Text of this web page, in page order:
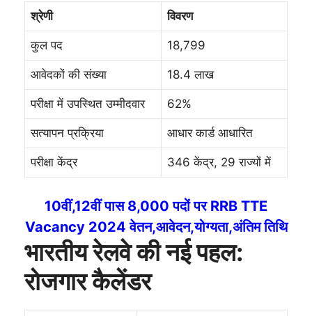
श्रेणी विवरण
कुल पद 18,799
आवेदकों की संख्या 18.4 लाख
परीक्षा में उपस्थित उम्मीदवार 62%
सत्यापन प्रक्रिया आधार कार्ड आधारित
परीक्षा केंद्र 346 केंद्र, 29 राज्यों में
10वीं,12वीं पास 8,000 पदों पर RRB TTE
Vacancy 2024 वेतन,आवेदन,योग्यता,अंतिम तिथि
भारतीय रेलवे की नई पहल:
रोजगार कैलेंडर